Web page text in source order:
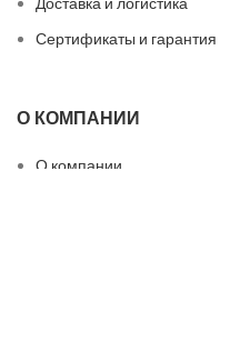
Сертификаты и гарантия
О КОМПАНИИ
О компании